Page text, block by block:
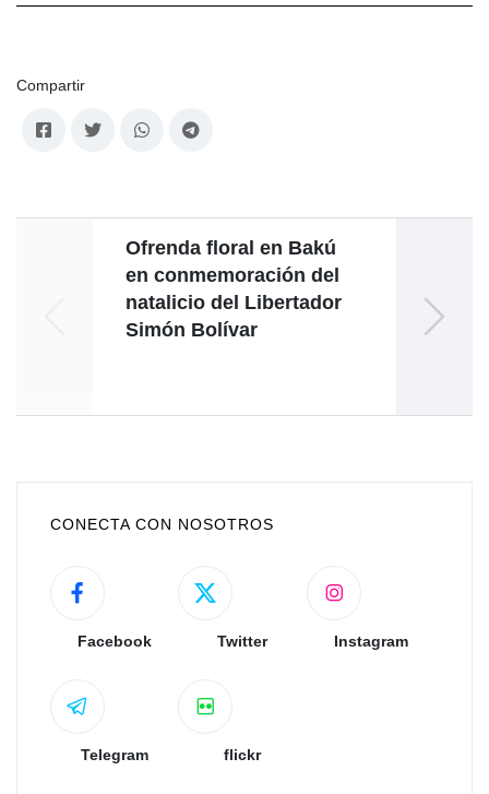
Compartir
Ofrenda floral en Bakú
en conmemoración del
natalicio del Libertador
Simón Bolívar
CONECTA CON NOSOTROS
Facebook Twitter Instagram
Telegram flickr